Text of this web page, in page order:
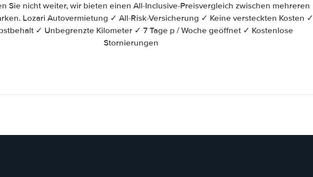
Sie nicht weiter, wir bieten einen All-Inclusive-Preisvergleich zwischen mehreren
Lozari Autovermietung ✓ All-Risk-Versicherung ✓ Keine versteckten Kosten ✓
✓ Unbegrenzte Kilometer ✓ 7 Tage p / Woche geöffnet ✓ Kostenlose
Stornierungen